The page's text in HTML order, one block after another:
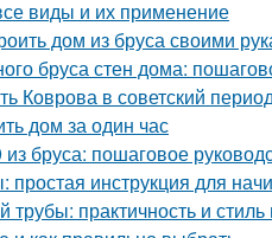
виды и их применение
дом из бруса своими
бруса стен дома:
Коврова в советский
дом за один час
бруса: пошаговое
инструкция для
практичность и